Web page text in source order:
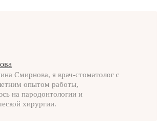
Смирнова, я врач-стоматолог с
опытом работы,
на пародонтологии и
хирургии.